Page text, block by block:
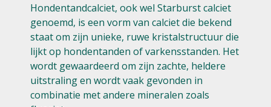
Hondentandcalciet, ook wel Starburst calciet
genoemd, is een vorm van calciet die bekend
staat om zijn unieke, ruwe kristalstructuur die
lijkt op hondentanden of varkensstanden. Het
wordt gewaardeerd om zijn zachte, heldere
uitstraling en wordt vaak gevonden in
combinatie met andere mineralen zoals